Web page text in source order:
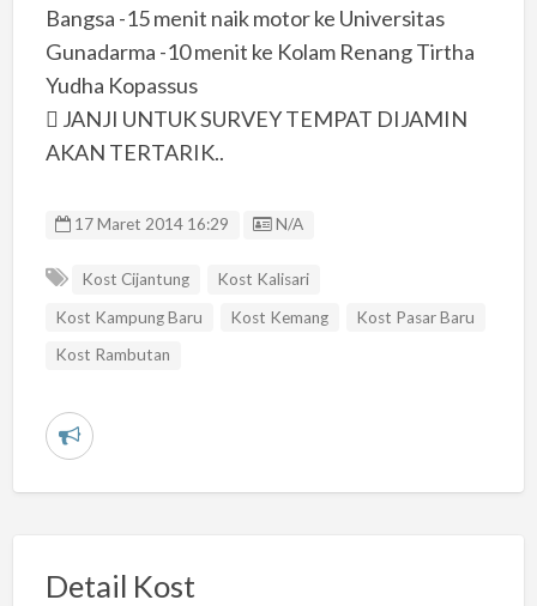
Bangsa -15 menit naik motor ke Universitas
Gunadarma -10 menit ke Kolam Renang Tirtha
Yudha Kopassus
 JANJI UNTUK SURVEY TEMPAT DIJAMIN
AKAN TERTARIK..
17 Maret 2014 16:29 Listing ID
N/A
Kost Cijantung
Kost Kalisari
Kost Kampung Baru
Kost Kemang
Kost Pasar Baru
Kost Rambutan
L
r
Detail Kost